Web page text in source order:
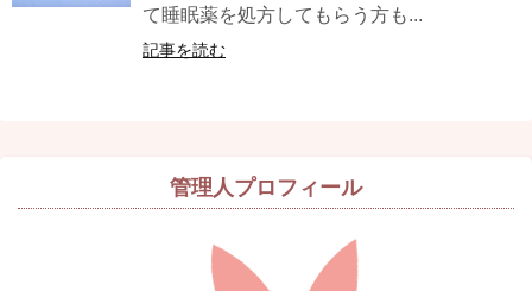
て睡眠薬を処方してもらう方も...
記事を読む
管理人プロフィール